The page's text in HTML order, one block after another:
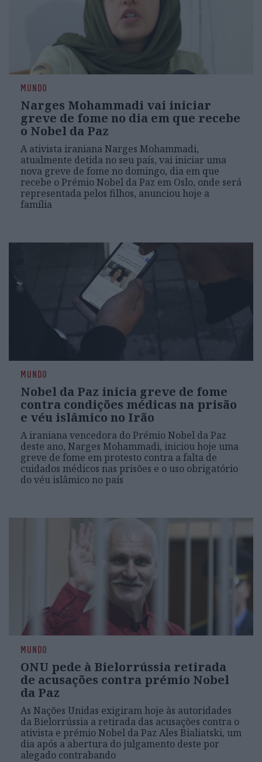
MUNDO
Narges Mohammadi vai iniciar
greve de fome no dia em que recebe
o Nobel da Paz
A ativista iraniana Narges Mohammadi,
atualmente detida no seu país, vai iniciar uma
nova greve de fome no domingo, dia em que
recebe o Prémio Nobel da Paz em Oslo, onde será
representada pelos filhos, anunciou hoje a
família
MUNDO
Nobel da Paz inicia greve de fome
contra condições médicas na prisão
e véu islâmico no Irão
A iraniana vencedora do Prémio Nobel da Paz
deste ano, Narges Mohammadi, iniciou hoje uma
greve de fome em protesto contra a falta de
cuidados médicos nas prisões e o uso obrigatório
do véu islâmico no país
MUNDO
ONU pede à Bielorrússia retirada
de acusações contra prémio Nobel
da Paz
As Nações Unidas exigiram hoje às autoridades
da Bielorrússia a retirada das acusações contra o
ativista e prémio Nobel da Paz Ales Bialiatski, um
dia após a abertura do julgamento deste por
alegado contrabando